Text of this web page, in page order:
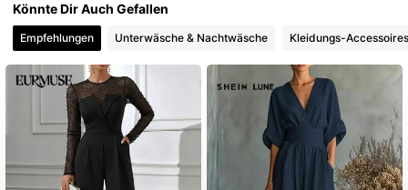
4,67 4.7K Follower
4,67
4.7K Follower
4,67 4.7K Follower
Könnte Dir Auch Gefallen
Empfehlungen Unterwäsche & Nachtwäsche Kleidungs-Accessoires